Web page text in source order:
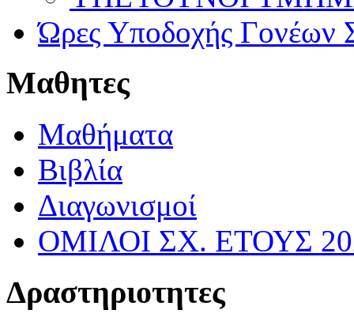
Ώρες Υποδοχής Γονέων
Μαθητες
Μαθήματα
Βιβλία
Διαγωνισμοί
ΟΜΙΛΟΙ ΣΧ. ΕΤΟΥΣ
Δραστηριοτητες